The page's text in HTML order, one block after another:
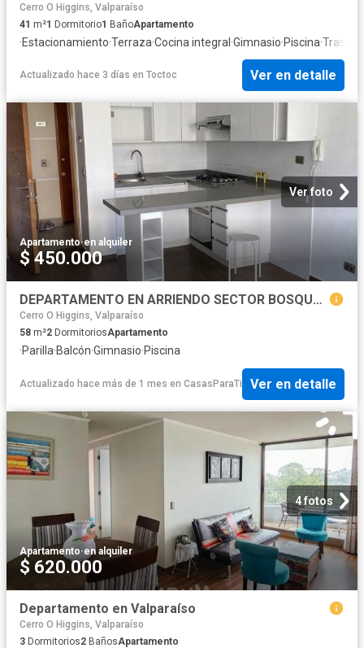
Cerro O Higgins, Valparaíso
41 m²1 Dormitorio1 BañoApartamento
·Estacionamiento·Terraza·Cocina integral·Gimnasio·Piscina·
Actualizado hace 3 días en Toctoc Ver en detalle
Ver foto
Apartamento·en alquiler
$ 450.000
DEPARTAMENTO EN ARRIENDO SECTOR BOSQUE INGLÉS SAN ROQUE
Cerro O Higgins, Valparaíso
58 m²2 DormitoriosApartamento
·Parilla·Balcón·Gimnasio·Piscina
Actualizado hace más de 1 mes en CasasParaTi Ver en detalle
4 fotos
Apartamento·en alquiler
$ 620.000
Departamento en Valparaíso
Cerro O Higgins, Valparaíso
3 Dormitorios2 BañosApartamento